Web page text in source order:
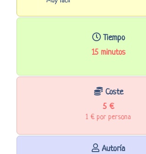
Tiempo
15 minutos
Coste
5 €
1 € por persona
Autoría